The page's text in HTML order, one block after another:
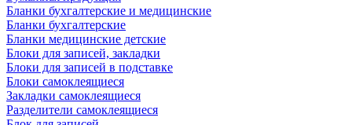
Бланки бухгалтерские и медицинские
Бланки бухгалтерские
Бланки медицинские детские
Блоки для записей, закладки
Блоки для записей в подставке
Блоки самоклеящиеся
Закладки самоклеящиеся
Разделители самоклеящиеся